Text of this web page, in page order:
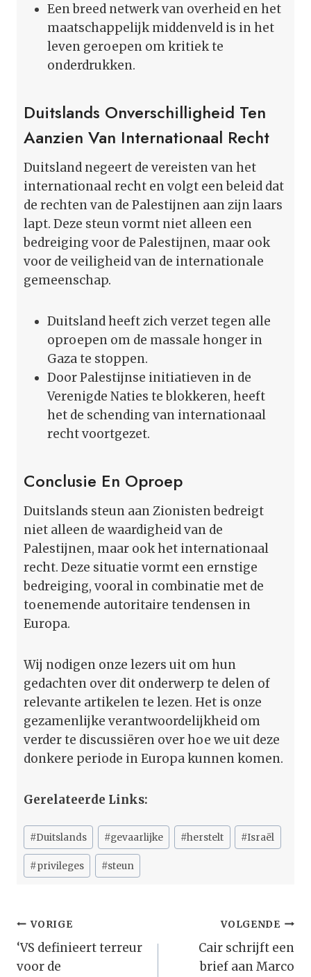
Een breed netwerk van overheid en het
maatschappelijk middenveld is in het
leven geroepen om kritiek te
onderdrukken.
Duitslands Onverschilligheid Ten
Aanzien Van Internationaal Recht
Duitsland negeert de vereisten van het
internationaal recht en volgt een beleid dat
de rechten van de Palestijnen aan zijn laars
lapt. Deze steun vormt niet alleen een
bedreiging voor de Palestijnen, maar ook
voor de veiligheid van de internationale
gemeenschap.
Duitsland heeft zich verzet tegen alle
oproepen om de massale honger in
Gaza te stoppen.
Door Palestijnse initiatieven in de
Verenigde Naties te blokkeren, heeft
het de schending van internationaal
recht voortgezet.
Conclusie En Oproep
Duitslands steun aan Zionisten bedreigt
niet alleen de waardigheid van de
Palestijnen, maar ook het internationaal
recht. Deze situatie vormt een ernstige
bedreiging, vooral in combinatie met de
toenemende autoritaire tendensen in
Europa.
Wij nodigen onze lezers uit om hun
gedachten over dit onderwerp te delen of
relevante artikelen te lezen. Het is onze
gezamenlijke verantwoordelijkheid om
verder te discussiëren over hoe we uit deze
donkere periode in Europa kunnen komen.
Gerelateerde Links:
Bericht
tags:
#Duitslands #gevaarlijke #herstelt #Israël
#privileges #steun
Bericht
Navigatie
VORIGE
‘VS definieert terreur
voor de
VOLGENDE
Cair schrijft een
brief aan Marco